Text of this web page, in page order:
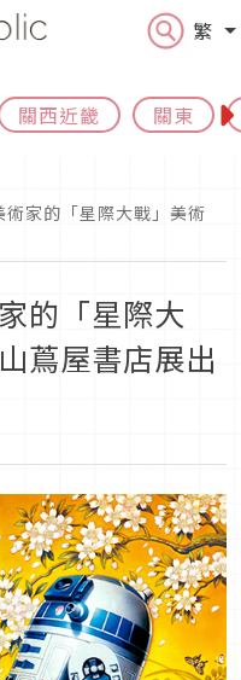
繁
關西近畿 關東
術家的「星際大戰」美術
的「星際大
蔦屋書店展出